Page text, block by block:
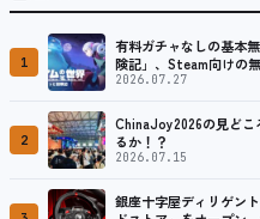
1
有料ガチャなしの基本
険記」、Steam向けの
2026.07.27
2
ChinaJoy2026の見どこ
るか！？
2026.07.15
銀座十字屋ディリゲン